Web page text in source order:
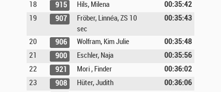
18
915 Hils, Milena
00:35:42
19
907
Fröber, Linnéa, ZS 10
sec
00:35:43
20 906 Wolfram, Kim Julie
00:35:48
21
900 Eschler, Naja
00:35:56
22
921 Mori , Finder
00:36:02
23
908 Hüter, Judith
00:36:06